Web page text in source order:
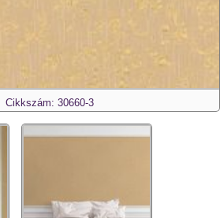
Cikkszám: 30660-3